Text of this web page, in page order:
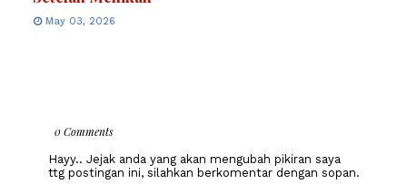
May 03, 2026
0 Comments
Hayy.. Jejak anda yang akan mengubah pikiran saya
ttg postingan ini, silahkan berkomentar dengan sopan.